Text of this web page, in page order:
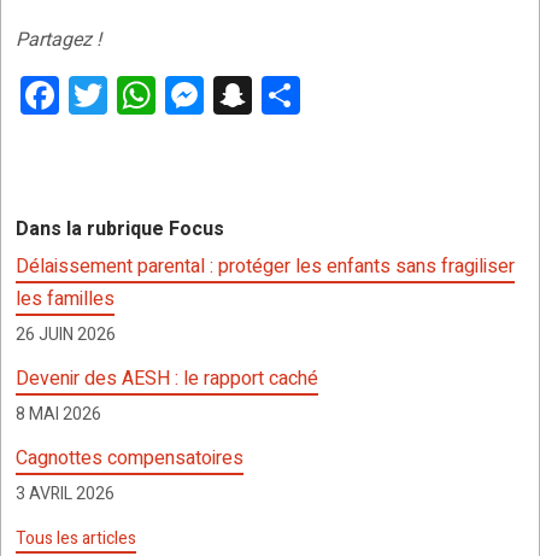
Partagez !
F
a
b
o
o
k
T
wi
er
W
h
s
A
p
M
es
n
g
er
S
n
c
h
er
Dans la rubrique Focus
Délaissement parental : protéger les enfants sans fragiliser
les familles
26 JUIN 2026
Devenir des AESH : le rapport caché
8 MAI 2026
Cagnottes compensatoires
3 AVRIL 2026
Tous les articles